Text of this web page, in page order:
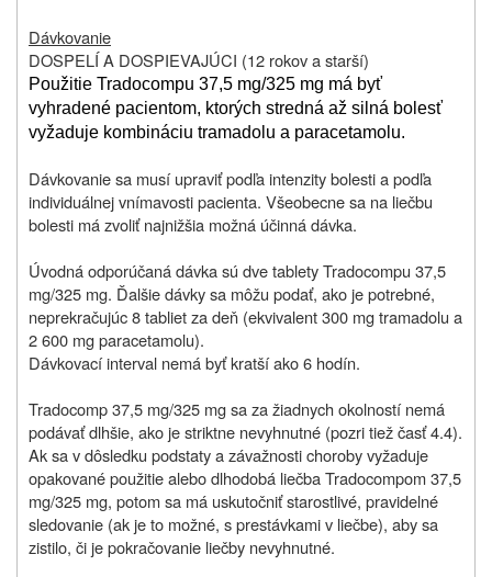
Dávkovanie
DOSPELÍ A DOSPIEVAJÚCI (12 rokov a starší)
Použitie Tradocompu 37,5 mg/325 mg má byť
vyhradené pacientom, ktorých stredná až silná bolesť
vyžaduje kombináciu tramadolu a paracetamolu.
Dávkovanie sa musí upraviť podľa intenzity bolesti a podľa
individuálnej vnímavosti pacienta. Všeobecne sa na liečbu
bolesti má zvoliť najnižšia možná účinná dávka.
Úvodná odporúčaná dávka sú dve tablety Tradocompu 37,5
mg/325 mg. Ďalšie dávky sa môžu podať, ako je potrebné,
neprekračujúc 8 tabliet za deň (ekvivalent 300 mg tramadolu a
2 600 mg paracetamolu).
Dávkovací interval nemá byť kratší ako 6 hodín.
Tradocomp 37,5 mg/325 mg sa za žiadnych okolností nemá
podávať dlhšie, ako je striktne nevyhnutné (pozri tiež časť 4.4).
Ak sa v dôsledku podstaty a závažnosti choroby vyžaduje
opakované použitie alebo dlhodobá liečba Tradocompom 37,5
mg/325 mg, potom sa má uskutočniť starostlivé, pravidelné
sledovanie (ak je to možné, s prestávkami v liečbe), aby sa
zistilo, či je pokračovanie liečby nevyhnutné.